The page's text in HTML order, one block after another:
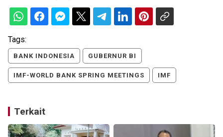
Tags:
BANK INDONESIA GUBERNUR BI
IMF-WORLD BANK SPRING MEETINGS IMF
Terkait